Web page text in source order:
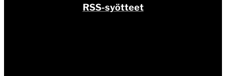
RSS-syötteet